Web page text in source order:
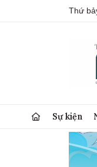
Thứ
Sự kiện